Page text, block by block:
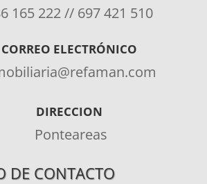
165 222 // 697 421 510
CORREO ELECTRÓNICO
DIRECCION
Ponteareas
DE CONTACTO